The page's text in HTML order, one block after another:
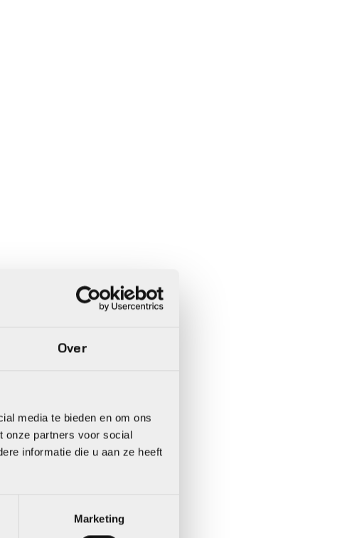
Over
media te bieden en om ons
onze partners voor social
informatie die u aan ze heeft
Marketing